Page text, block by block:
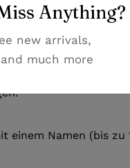
Bei Fragen zur
DHL. Nach dem
Namen (bis zu
Anything?
new arrivals,
much more